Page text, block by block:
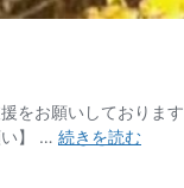
をお願いしておりま
】 … 続きを読むご